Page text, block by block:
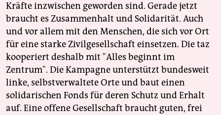
Kräfte inzwischen geworden sind. Gerade jetzt
braucht es Zusammenhalt und Solidarität. Auch
und vor allem mit den Menschen, die sich vor Ort
für eine starke Zivilgesellschaft einsetzen. Die taz
kooperiert deshalb mit "Alles beginnt im
Zentrum". Die Kampagne unterstützt bundesweit
linke, selbstverwaltete Orte und baut einen
solidarischen Fonds für deren Schutz und Erhalt
auf. Eine offene Gesellschaft braucht guten, frei